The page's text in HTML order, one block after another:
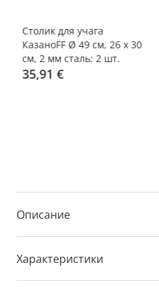
-10%
Столик для учага
КазаноFF Ø 49 см, 26 x 30
см, 2 мм сталь: 2 шт.
35,91 €
Описание
Характеристики